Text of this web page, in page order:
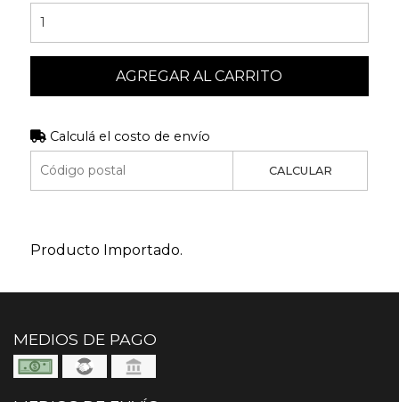
AGREGAR AL CARRITO
Calculá el costo de envío
CALCULAR
Producto Importado.
MEDIOS DE PAGO